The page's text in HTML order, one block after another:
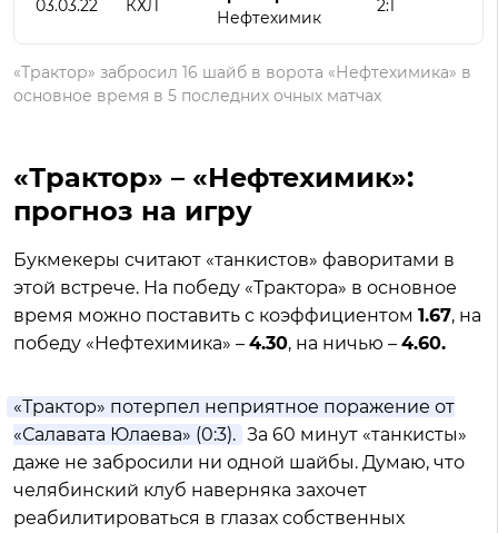
03.03.22 КХЛ
Нефтехимик
2:1
«Трактор» забросил 16 шайб в ворота «Нефтехимика» в
основное время в 5 последних очных матчах
«Трактор» – «Нефтехимик»:
прогноз на игру
Букмекеры считают «танкистов» фаворитами в
этой встрече. На победу «Трактора» в основное
время можно поставить с коэффициентом 1.67, на
победу «Нефтехимика» – 4.30, на ничью – 4.60.
«Трактор» потерпел неприятное поражение от
«Салавата Юлаева» (0:3). За 60 минут «танкисты»
даже не забросили ни одной шайбы. Думаю, что
челябинский клуб наверняка захочет
реабилитироваться в глазах собственных